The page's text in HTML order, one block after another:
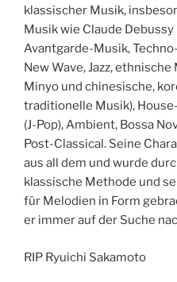
klassischer Musik,
Musik wie Claude
Avantgarde-Musik,
New Wave, Jazz,
Minyo und chinesische,
traditionelle Musik),
(J-Pop), Ambient, Bossa
Post-Classical. Seine
aus all dem und wurde
klassische Methode und
für Melodien in Form
er immer auf der Suche
RIP Ryuichi Sakamoto